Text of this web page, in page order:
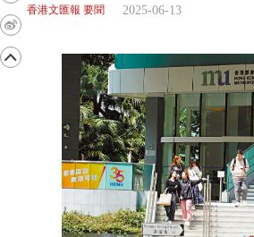
香港文匯報 要聞 2025-06-13